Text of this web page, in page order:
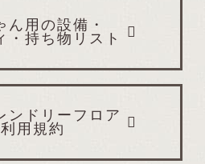
ん用の設備・
・持ち物リスト
ンドリーフロア
用規約